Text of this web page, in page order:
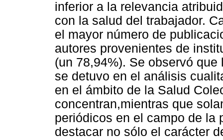
inferior a la relevancia
con la salud del trabajador.
el mayor número de
autores provenientes de
(un 78,94%). Se observó
se detuvo en el análisis
en el ámbito de la Salud
concentran,mientras que
periódicos en el campo de la
destacar no sólo el carácter